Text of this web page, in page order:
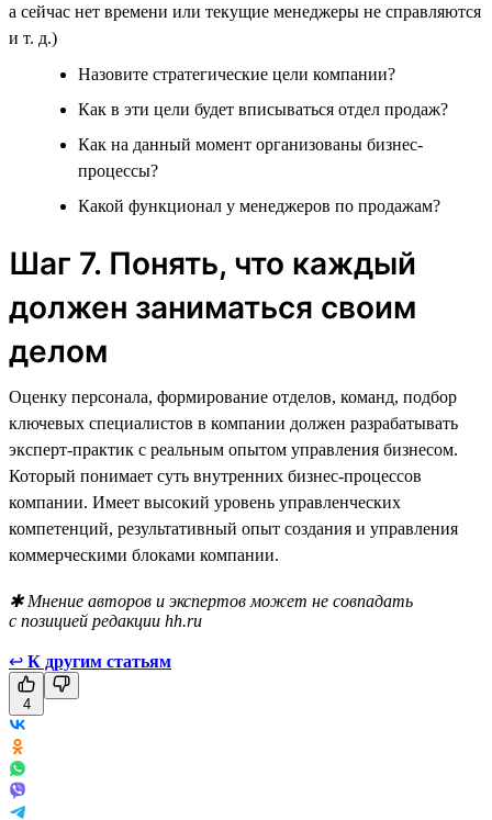
а сейчас нет времени или текущие менеджеры не справляются
и т. д.)
Назовите стратегические цели компании?
Как в эти цели будет вписываться отдел продаж?
Как на данный момент организованы бизнес-
процессы?
Какой функционал у менеджеров по продажам?
Шаг 7. Понять, что каждый
должен заниматься своим
делом
Оценку персонала, формирование отделов, команд, подбор
ключевых специалистов в компании должен разрабатывать
эксперт-практик с реальным опытом управления бизнесом.
Который понимает суть внутренних бизнес-процессов
компании. Имеет высокий уровень управленческих
компетенций, результативный опыт создания и управления
коммерческими блоками компании.
✱ Мнение авторов и экспертов может не совпадать
с позицией редакции hh.ru
↩ К другим статьям
4